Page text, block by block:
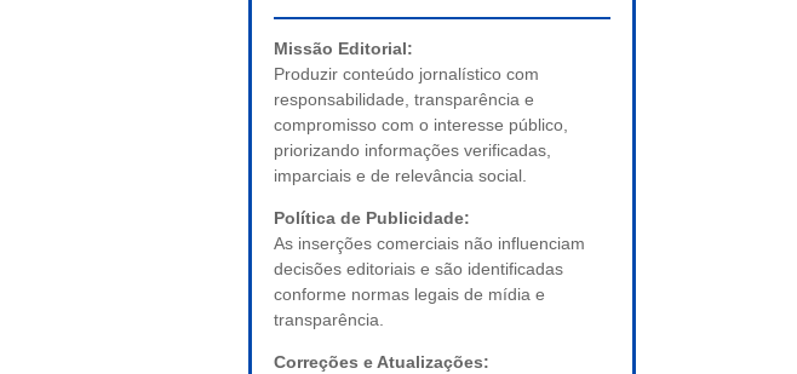
Missão Editorial:
Produzir conteúdo jornalístico com
responsabilidade, transparência e
compromisso com o interesse público,
priorizando informações verificadas,
imparciais e de relevância social.
Política de Publicidade:
As inserções comerciais não influenciam
decisões editoriais e são identificadas
conforme normas legais de mídia e
transparência.
Correções e Atualizações: